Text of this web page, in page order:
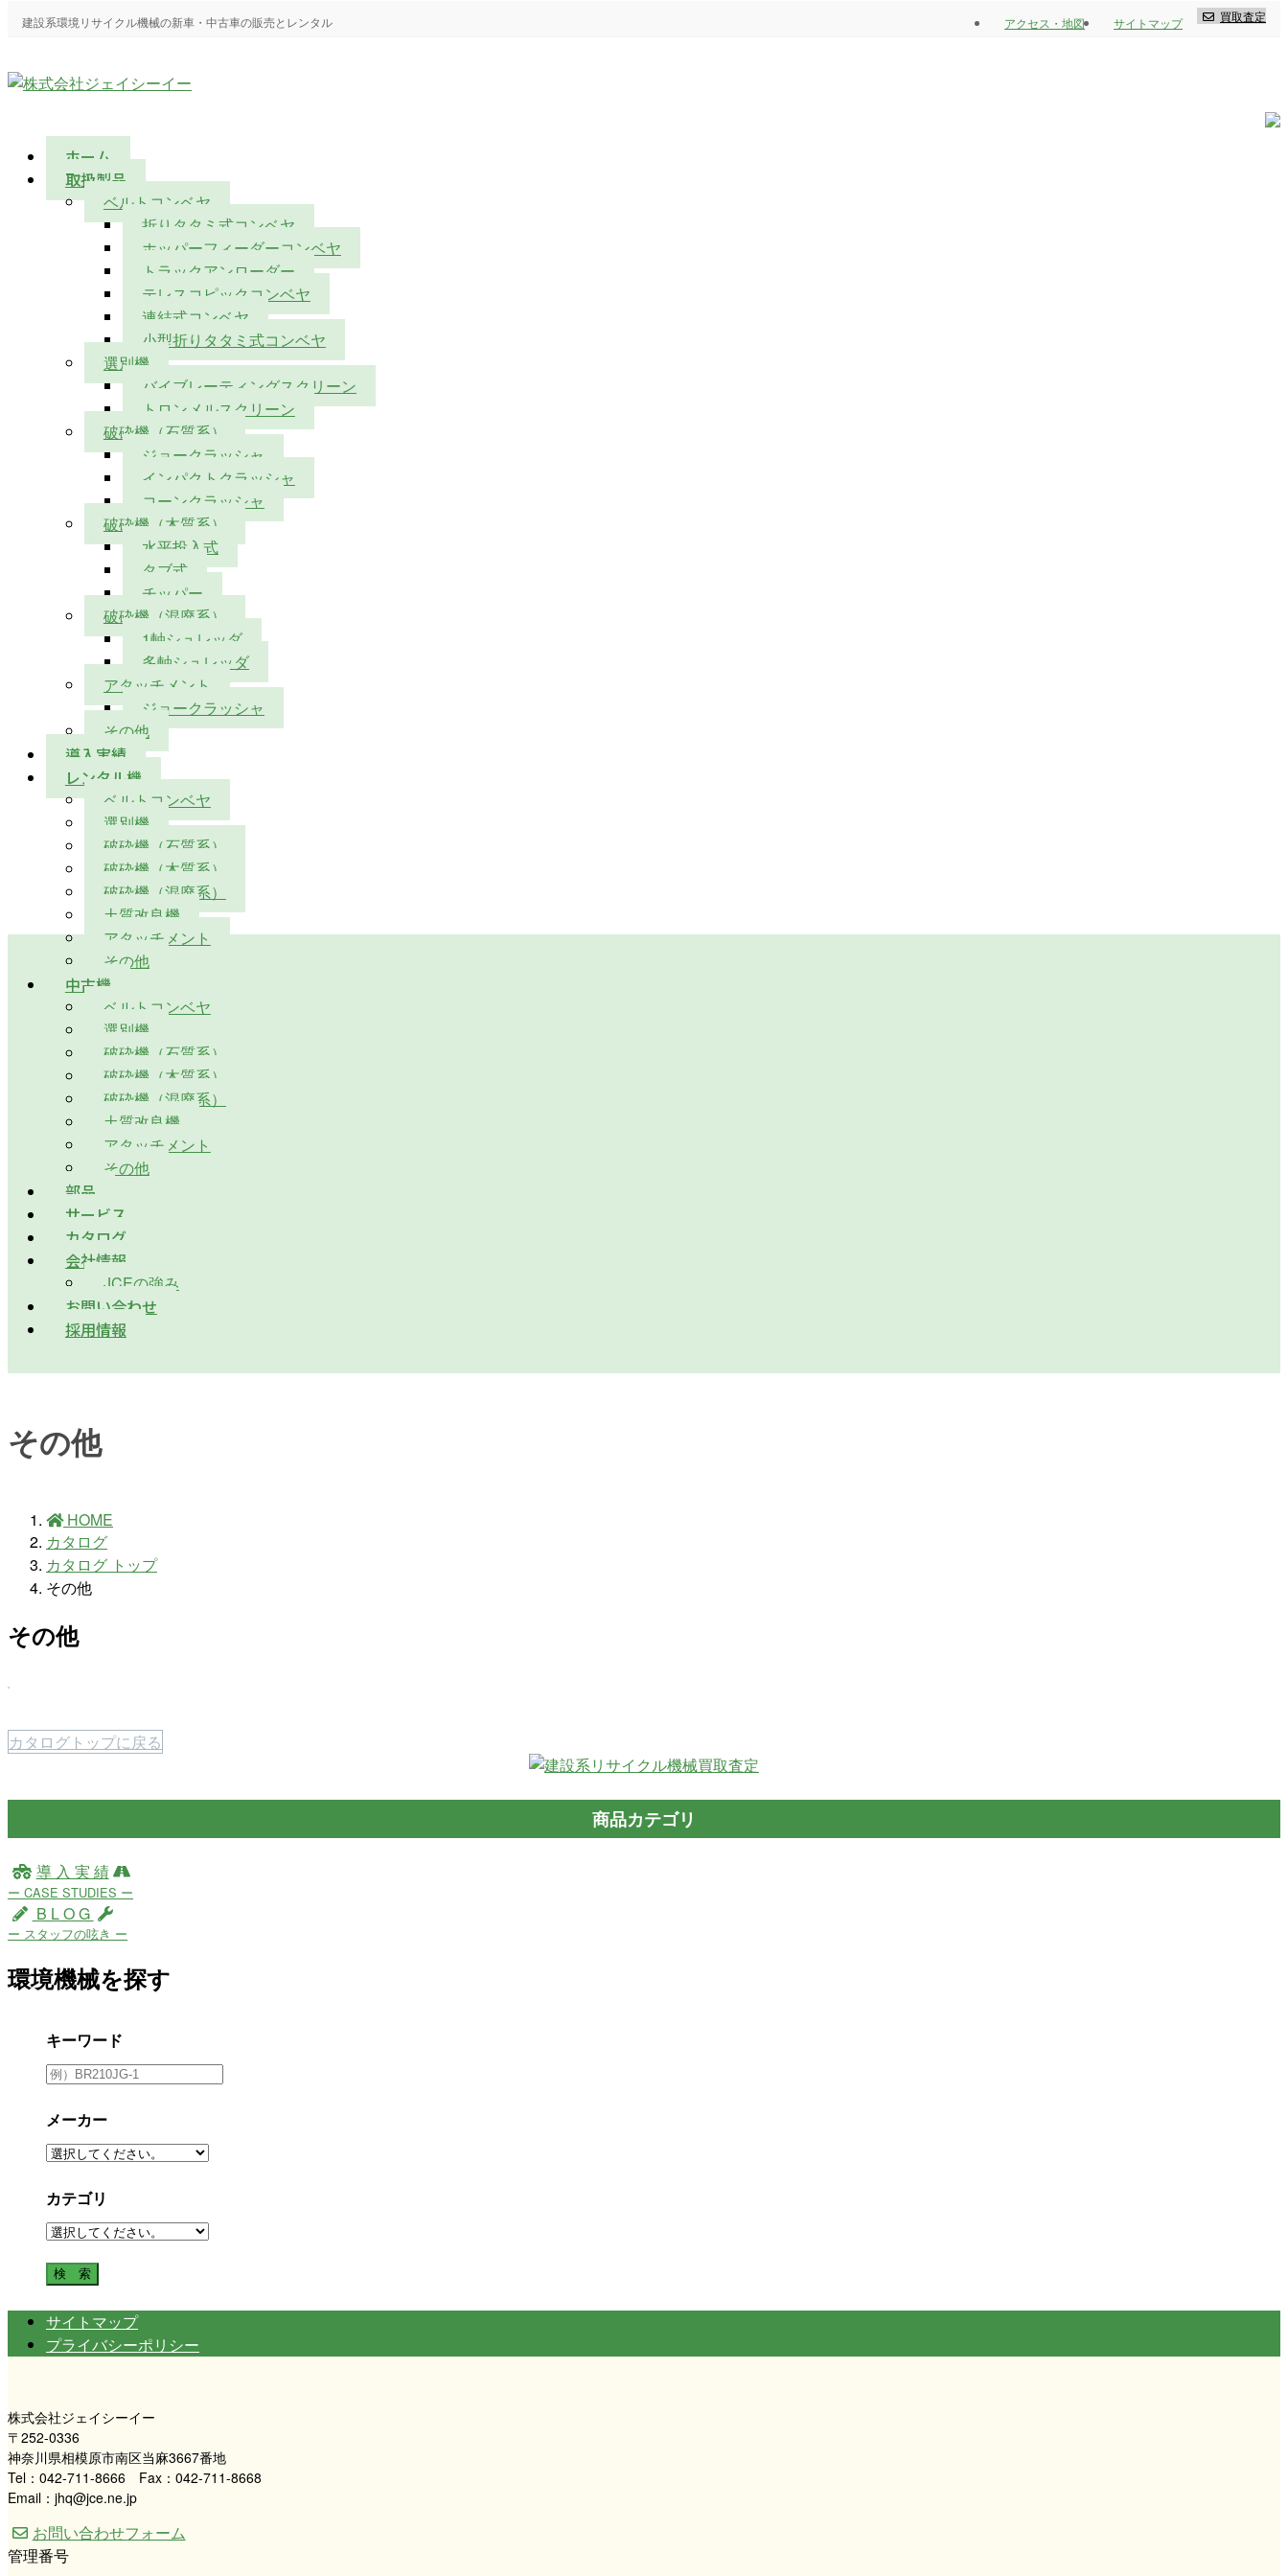
建設系環境リサイクル機械の新車・中古車の販売とレンタル アクセス・地図 サイトマップ 買取査定
ホーム
取扱製品
ベルトコンベヤ
折りタタミ式コンベヤ
ホッパーフィーダーコンベヤ
トラックアンローダー
テレスコピックコンベヤ
連結式コンベヤ
小型折りタタミ式コンベヤ
選別機
バイブレーティングスクリーン
トロンメルスクリーン
破砕機（石質系）
ジョークラッシャ
インパクトクラッシャ
コーンクラッシャ
破砕機（木質系）
水平投入式
タブ式
チッパー
破砕機（混廃系）
1軸シュレッダ
多軸シュレッダ
アタッチメント
ジョークラッシャ
その他
導入実績
レンタル機
ベルトコンベヤ
選別機
破砕機（石質系）
破砕機（木質系）
破砕機（混廃系）
土質改良機
アタッチメント
その他
中古機
ベルトコンベヤ
選別機
破砕機（石質系）
破砕機（木質系）
破砕機（混廃系）
土質改良機
アタッチメント
その他
部品
サービス
カタログ
会社情報
JCEの強み
お問い合わせ
採用情報
その他
HOME
カタログ
カタログ トップ
その他
その他
カタログトップに戻る
商品カテゴリ
導 入 実 績
ー CASE STUDIES ー
B L O G
ー スタッフの呟き ー
環境機械を探す
キーワード
メーカー
カテゴリ
サイトマップ
プライバシーポリシー
株式会社ジェイシーイー
〒252-0336
神奈川県相模原市南区当麻3667番地
Tel：042-711-8666 Fax：042-711-8668
Email：jhq@jce.ne.jp
お問い合わせフォーム
管理番号